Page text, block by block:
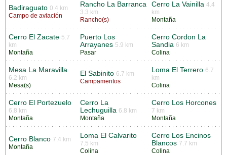
Badiraguato 0.4 km
Campo de aviación
Rancho La Barranca
3.3 km
Rancho(s)
Cerro La Vainilla 4.4
km
Montaña
Cerro El Zacate 5.7
km
Montaña
Puerto Los
Arrayanes 5.9 km
Pasar
Cerro Cordon La
Sandia 6 km
Colina
Mesa La Maravilla
6.2 km
Mesa(s)
El Sabinito 6.7 km
Campamentos
Loma El Terrero 6.7
km
Colina
Cerro El Portezuelo
6.8 km
Montaña
Cerro La
Lechuguilla 6.8 km
Montaña
Cerro Los Horcones
7 km
Montaña
Cerro Blanco 7.4 km
Montaña
Loma El Calvarito
7.5 km
Colina
Cerro Los Encinos
Blancos 7.7 km
Colina